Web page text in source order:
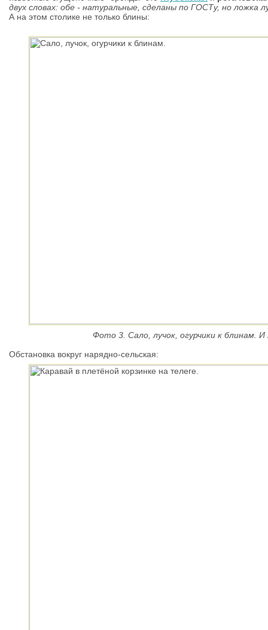
двух словах: обе - натуральные, сделаны по ГОСТу, но ложка
А на этом столике не только блины:
Фото 3. Сало, лучок, огурчики к блинам.
Обстановка вокруг нарядно-сельская: